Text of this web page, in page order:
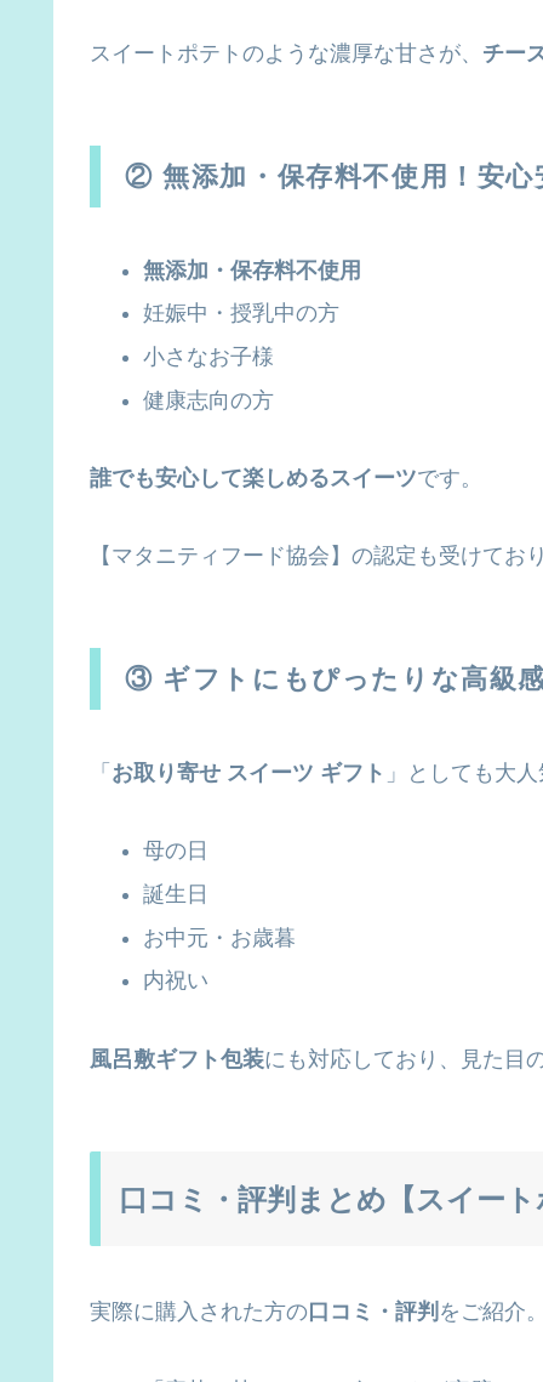
スイートポテトのような濃厚な甘さが、 チー
② 無添加・保存料不使用！安
無添加・保存料不使用
妊娠中・授乳中の方
小さなお子様
健康志向の方
誰でも安心して楽しめるスイーツです。
【マタニティフード協会】の認定も受けてお
③ ギフトにもぴったりな高級
「 お取り寄せ スイーツ ギフト 」としても大
母の日
誕生日
お中元・お歳暮
内祝い
風呂敷ギフト包装にも対応しており、見た目
口コミ・評判まとめ【スイー
実際に購入された方の 口コミ・評判 をご紹介